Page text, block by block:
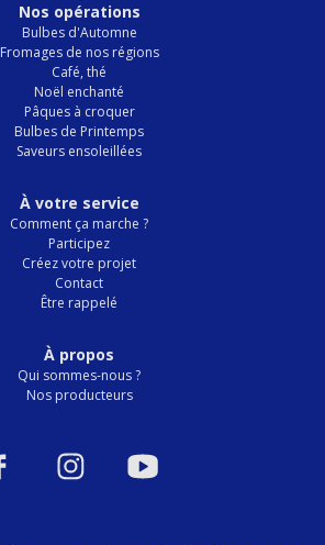
Nos opérations
Bulbes d'Automne
Fromages de nos régions
Café, thé
Noël enchanté
Pâques à croquer
Bulbes de Printemps
Saveurs ensoleillées
À votre service
Comment ça marche ?
Participez
Créez votre projet
Contact
Être rappelé
À propos
Qui sommes-nous ?
Nos producteurs